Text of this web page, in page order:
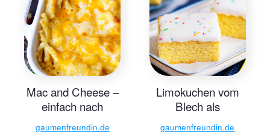
Mac and Cheese –
einfach nach
Original-Rezept
gaumenfreundin.de
Limokuchen vom
Blech als
Tassenrezept
gaumenfreundin.de